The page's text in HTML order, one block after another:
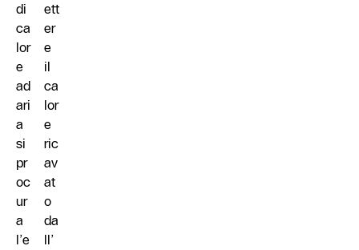
di
ca
lor
e
ad
ari
a
si
pr
oc
ur
a
l’e
ett
er
e
il
ca
lor
e
ric
av
at
o
da
ll’